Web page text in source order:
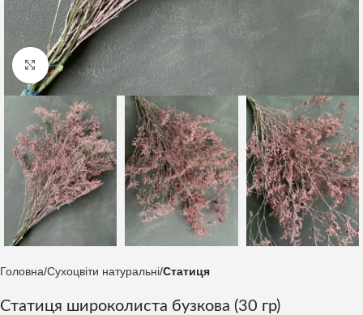
Клацніть, щоб збільшити
Головна Сухоцвіти натуральні Статиця
Статиця широколиста бузкова (30 гр)